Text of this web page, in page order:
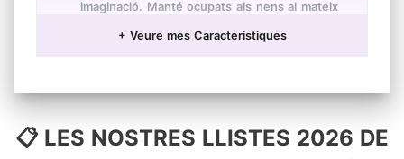
imaginació. Manté ocupats als nens al mateix
desenvolupament del cervell i el pensament
sol i a pensar per si mateixos. La millor ajuda
sobresurtin en rols que requereixen
creativitat. Ensenya als nens que les
+ Veure mes Caracteristiques
📋 LES NOSTRES LLISTES 2026 DE